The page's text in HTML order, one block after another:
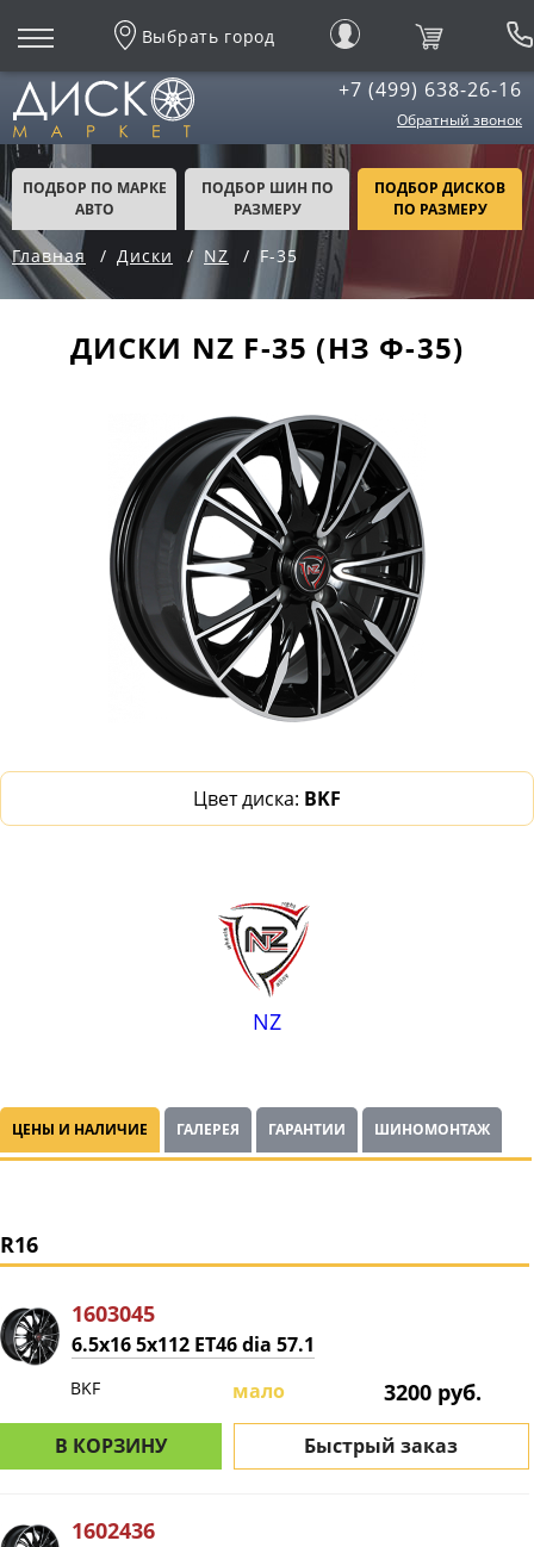
Выбрать город
+7 (499) 638-26-16
Обратный звонок
ПОДБОР ПО МАРКЕ
АВТО
ПОДБОР ШИН ПО
РАЗМЕРУ
ПОДБОР ДИСКОВ
ПО РАЗМЕРУ
Главная Диски NZ F-35
ДИСКИ NZ F-35 (НЗ Ф-35)
Цвет диска: BKF
NZ
ЦЕНЫ И НАЛИЧИЕ ГАЛЕРЕЯ ГАРАНТИИ ШИНОМОНТАЖ
R16
1603045
6.5x16 5x112 ET46 dia 57.1
BKF мало 3200 руб.
В КОРЗИНУ Быстрый заказ
1602436